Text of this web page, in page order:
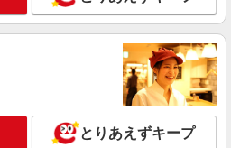
(ガソリン代含む)＞
区/庭瀬駅周辺
詳細を見る
NEW
とりあえずキープ